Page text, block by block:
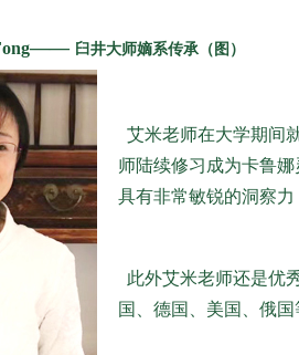
—— 臼井大师嫡系传承（图）
艾米老师在大学期间
师陆续修习成为卡鲁
具有非常敏锐的洞察
此外艾米老师还是优
国、德国、美国、俄